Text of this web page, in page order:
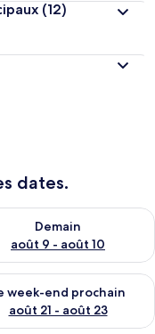
(12)
dates.
8 - août 9
Demain
août 9 - août 10
la disponibilité pour
août 14 - août 16
week-end prochain
août 21 - août 23
la disponibilité pour